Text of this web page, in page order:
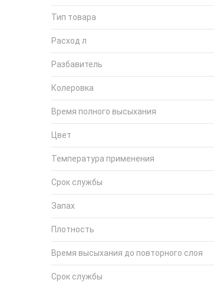
Тип товара
Расход л
Разбавитель
Колеровка
Время полного высыхания
Цвет
Температура применения
Срок службы
Запах
Плотность
Время высыхания до повторного слоя
Срок службы